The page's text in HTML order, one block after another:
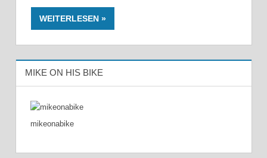
WEITERLESEN
MIKE ON HIS BIKE
mikeonabike